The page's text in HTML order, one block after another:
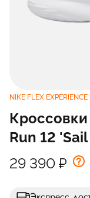
NIKE FLEX EXPERIENCE
Run 12
29 390 ₽